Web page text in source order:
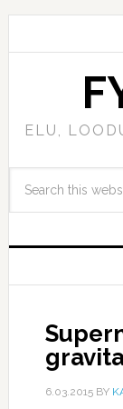
ELU,
6.03.2015BY